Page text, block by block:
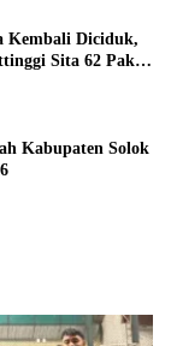
Kembali Diciduk,
Sita 62 Paket
Kabupaten Solok